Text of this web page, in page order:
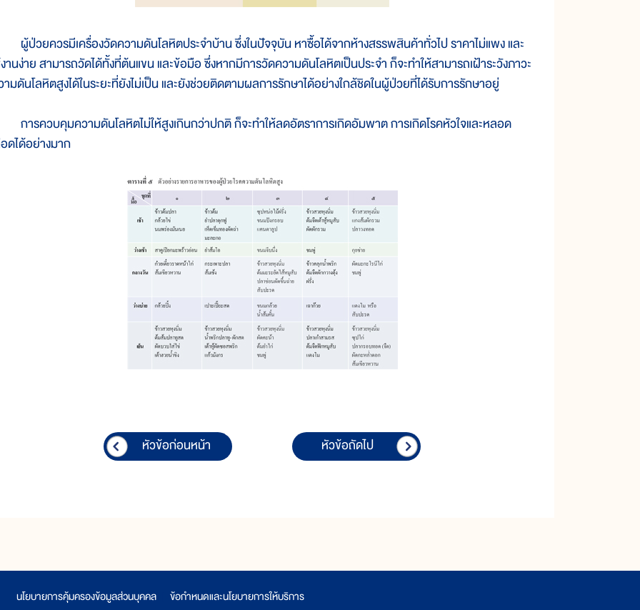
ผู้ป่วยควรมีเครื่องวัดความดันโลหิตประจำบ้าน ซึ่งในปัจจุบัน หาซื้อได้จากห้างสรรพสินค้าทั่วไป ราคาไม่แพง และ
านง่าย สามารถวัดได้ทั้งที่ต้นแขน และข้อมือ ซึ่งหากมีการวัดความดันโลหิตเป็นประจำ ก็จะทำให้สามารถเฝ้าระวังภาวะ
ามดันโลหิตสูงได้ในระยะที่ยังไม่เป็น และยังช่วยติดตามผลการรักษาได้อย่างใกล้ชิดในผู้ป่วยที่ได้รับการรักษาอยู่
การควบคุมความดันโลหิตไม่ให้สูงเกินกว่าปกติ ก็จะทำให้ลดอัตราการเกิดอัมพาต การเกิดโรคหัวใจและหลอด
ดได้อย่างมาก
หัวข้อก่อนหน้า หัวข้อถัดไป
นโยบายการคุ้มครองข้อมูลส่วนบุคคล ข้อกำหนดและนโยบายการให้บริการ